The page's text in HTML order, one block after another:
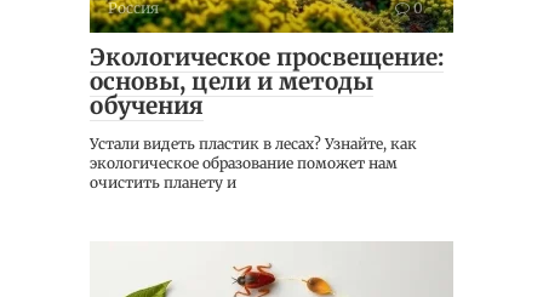
Россия 0
Экологическое просвещение:
основы, цели и методы
обучения
Устали видеть пластик в лесах? Узнайте, как
экологическое образование поможет нам
очистить планету и